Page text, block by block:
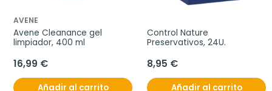
AVENE
Avene Cleanance gel
limpiador, 400 ml
16,99 €
Añadir al carrito
Control Nature
Preservativos, 24U.
8,95 €
Añadir al carrito